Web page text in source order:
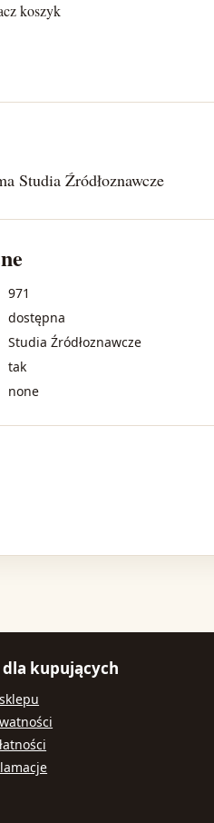
koszyk
Studia Źródłoznawcze
971
dostępna
Studia Źródłoznawcze
tak
none
kupujących